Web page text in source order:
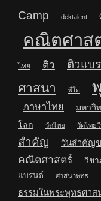
Camp
dektalent
คณิตศาส
ไทย ติว ติวแบ
ศาสนา
พี่โต๋
ภาษาไทย มหาวิ
โลก
วัดไทย วัดไทย
สำคัญ
วันสำคัญ
คณิตศาสตร์
วิชา
แบรนด์
ศาสนาพุทธ
ธรรมในพระพุทธศาส